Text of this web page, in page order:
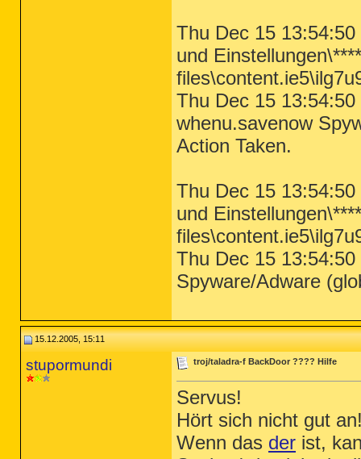
Thu Dec 15
und
Thu Dec 15
whenu.savenow
Action Taken.
Thu Dec 15
und
Thu Dec 15
Spyware/Adware
15.12.2005, 15:11
stupormundi troj/taladra-f BackDoor ???? Hilfe
Servus!
Hört sich nicht gut
Wenn das der ist,